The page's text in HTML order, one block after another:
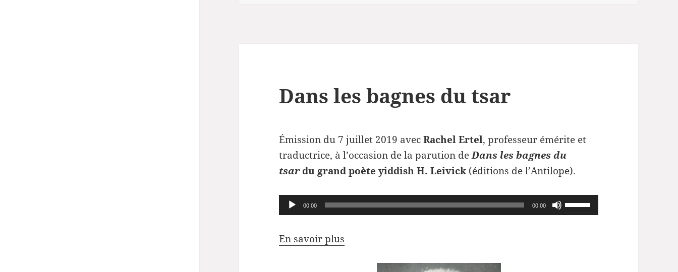
Dans les bagnes du tsar
Émission du 7 juillet 2019 avecRachel Ertel, professeur émérite et
traductrice, à l’occasion de la parution deDans les bagnes du
tsardu grand poète yiddish H. Leivick (éditions de l’Antilope).
Lecteur
audio
00:00 00:00
Utilisez
les
En savoir plus